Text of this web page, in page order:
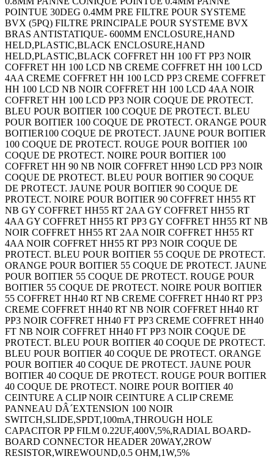
POINTUE 30DEG 0.4MM PRE FILTRE POUR SYSTEME
BVX (5PQ) FILTRE PRINCIPALE POUR SYSTEME BVX
BRAS ANTISTATIQUE- 600MM ENCLOSURE,HAND
HELD,PLASTIC,BLACK ENCLOSURE,HAND
HELD,PLASTIC,BLACK COFFRET HH 100 FT PP3 NOIR
COFFRET HH 100 LCD NB CREME COFFRET HH 100 LCD
4AA CREME COFFRET HH 100 LCD PP3 CREME COFFRET
HH 100 LCD NB NOIR COFFRET HH 100 LCD 4AA NOIR
COFFRET HH 100 LCD PP3 NOIR COQUE DE PROTECT.
BLEU POUR BOITIER 100 COQUE DE PROTECT. BLEU
POUR BOITIER 100 COQUE DE PROTECT. ORANGE POUR
BOITIER100 COQUE DE PROTECT. JAUNE POUR BOITIER
100 COQUE DE PROTECT. ROUGE POUR BOITIER 100
COQUE DE PROTECT. NOIRE POUR BOITIER 100
COFFRET HH 90 NB NOIR COFFRET HH90 LCD PP3 NOIR
COQUE DE PROTECT. BLEU POUR BOITIER 90 COQUE
DE PROTECT. JAUNE POUR BOITIER 90 COQUE DE
PROTECT. NOIRE POUR BOITIER 90 COFFRET HH55 RT
NB GY COFFRET HH55 RT 2AA GY COFFRET HH55 RT
4AA GY COFFRET HH55 RT PP3 GY COFFRET HH55 RT NB
NOIR COFFRET HH55 RT 2AA NOIR COFFRET HH55 RT
4AA NOIR COFFRET HH55 RT PP3 NOIR COQUE DE
PROTECT. BLEU POUR BOITIER 55 COQUE DE PROTECT.
ORANGE POUR BOITIER 55 COQUE DE PROTECT. JAUNE
POUR BOITIER 55 COQUE DE PROTECT. ROUGE POUR
BOITIER 55 COQUE DE PROTECT. NOIRE POUR BOITIER
55 COFFRET HH40 RT NB CREME COFFRET HH40 RT PP3
CREME COFFRET HH40 RT NB NOIR COFFRET HH40 RT
PP3 NOIR COFFRET HH40 FT PP3 CREME COFFRET HH40
FT NB NOIR COFFRET HH40 FT PP3 NOIR COQUE DE
PROTECT. BLEU POUR BOITIER 40 COQUE DE PROTECT.
BLEU POUR BOITIER 40 COQUE DE PROTECT. ORANGE
POUR BOITIER 40 COQUE DE PROTECT. JAUNE POUR
BOITIER 40 COQUE DE PROTECT. ROUGE POUR BOITIER
40 COQUE DE PROTECT. NOIRE POUR BOITIER 40
CEINTURE A CLIP NOIR CEINTURE A CLIP CREME
PANNEAU DÂ´EXTENSION 100 NOIR
SWITCH,SLIDE,SPDT,100mA,THROUGH HOLE
CAPACITOR PP FILM 0.22UF,400V,5%,RADIAL BOARD-
BOARD CONNECTOR HEADER 20WAY,2ROW
RESISTOR,WIREWOUND,0.5 OHM,1W,5%